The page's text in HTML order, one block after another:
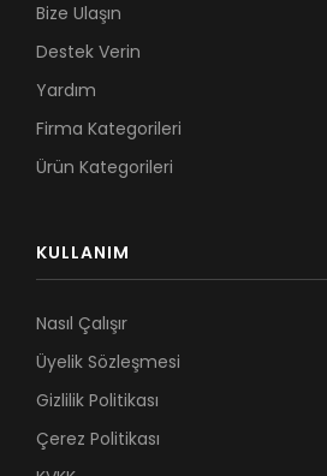
Bize Ulaşın
Destek Verin
Yardım
Firma Kategorileri
Ürün Kategorileri
KULLANIM
Nasıl Çalışır
Üyelik Sözleşmesi
Gizlilik Politikası
Çerez Politikası